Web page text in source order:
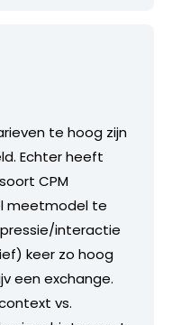
te hoog zijn
Echter heeft
CPM
meetmodel te
interactie
keer zo hoog
een exchange.
vs.